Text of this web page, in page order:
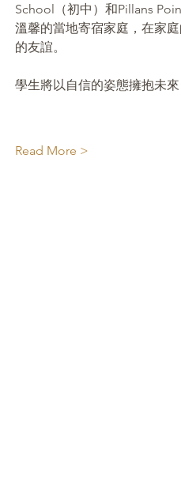
School（初中）和Pillans
溫馨的當地寄宿家庭，在家
的友誼。
學生將以自信的姿態擁抱未
Read More >